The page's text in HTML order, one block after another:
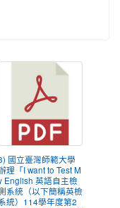
國立臺灣師範大學
理「I want to Test M
English 英語自主檢
系統（以下簡稱英檢
統）114學年度第2